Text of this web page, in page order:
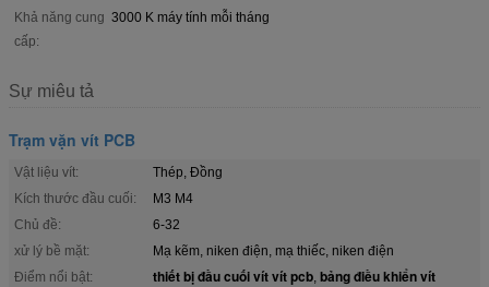
Khả năng cung
cấp:
3000 K máy tính mỗi tháng
Sự miêu tả
Trạm vặn vít PCB
Vật liệu vít:
Thép, Đồng
Kích thước đầu cuối:
M3 M4
Chủ đề:
6-32
xử lý bề mặt:
Mạ kẽm, niken điện, mạ thiếc, niken điện
Điểm nổi bật:
thiết bị đầu cuối vít vít pcb, bảng điều khiển vít